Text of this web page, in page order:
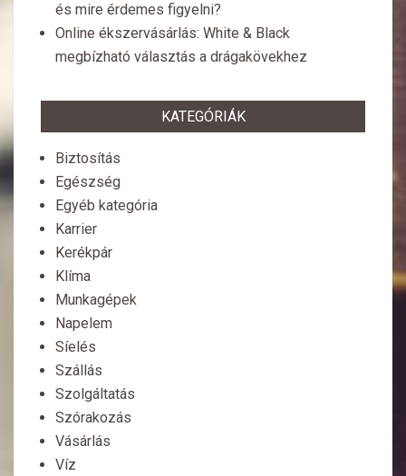
és mire érdemes figyelni?
Online ékszervásárlás: White & Black
megbízható választás a drágakövekhez
KATEGÓRIÁK
Biztosítás
Egészség
Egyéb kategória
Karrier
Kerékpár
Klíma
Munkagépek
Napelem
Síelés
Szállás
Szolgáltatás
Szórakozás
Vásárlás
Víz